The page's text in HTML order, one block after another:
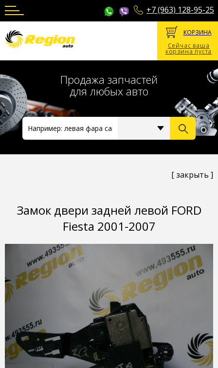
+7 (963) 128-95-25
КОРЗИНА
Сейчас ваша
корзина пуста
Продажа запчастей
для любых авто
[ закрыть ]
Замок двери задней левой FORD
Fiesta 2001-2007